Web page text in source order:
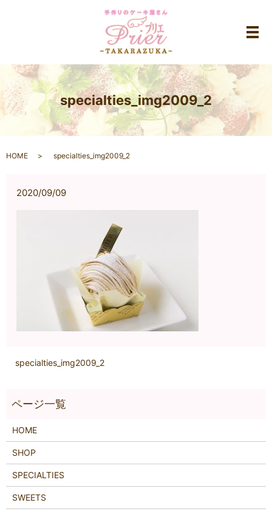
メ
specialties_img2009_2
HOME specialties_img2009_2
2020/09/09
specialties_img2009_2
HOME
SHOP
SPECIALTIES
SWEETS